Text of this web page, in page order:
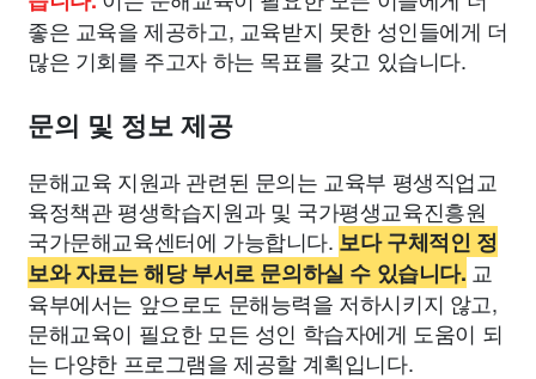
좋은 교육을 제공하고, 교육받지 못한 성인들에게 더
많은 기회를 주고자 하는 목표를 갖고 있습니다.
문의 및 정보 제공
문해교육 지원과 관련된 문의는 교육부 평생직업교
육정책관 평생학습지원과 및 국가평생교육진흥원
국가문해교육센터에 가능합니다. 보다 구체적인 정
보와 자료는 해당 부서로 문의하실 수 있습니다. 교
육부에서는 앞으로도 문해능력을 저하시키지 않고,
문해교육이 필요한 모든 성인 학습자에게 도움이 되
는 다양한 프로그램을 제공할 계획입니다.